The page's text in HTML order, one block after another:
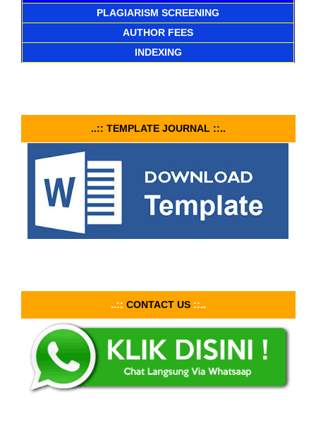
PLAGIARISM SCREENING
AUTHOR FEES
INDEXING
..:: TEMPLATE JOURNAL ::..
..:: CONTACT US ::..